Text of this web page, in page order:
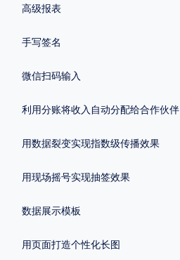
高级报表
手写签名
微信扫码输入
利用分账将收入自动分配给合作伙伴
用数据裂变实现指数级传播效果
用现场摇号实现抽签效果
数据展示模板
用页面打造个性化长图